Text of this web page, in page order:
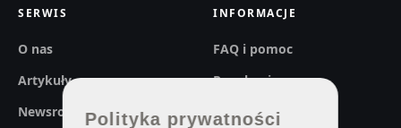
SERWIS
O nas
Artykuły
Newsroom
INFORMACJE
FAQ i pomoc
Regulaminy
Prywatność
Polityka prywatności